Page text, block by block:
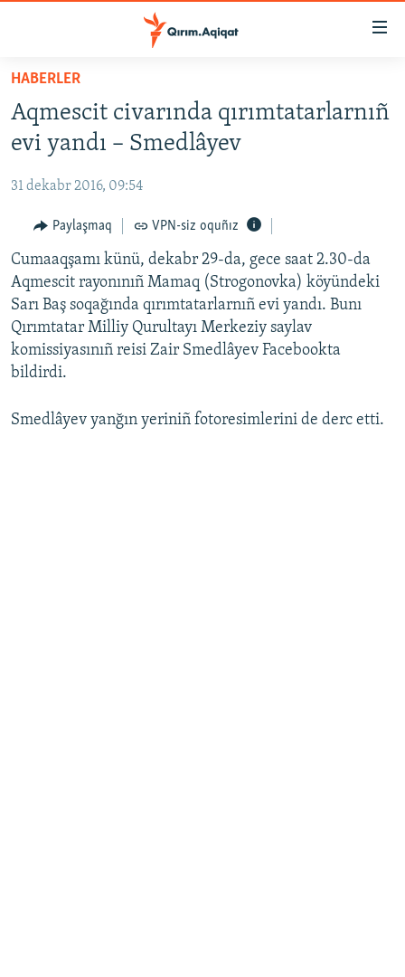
Esas
qaytmaq
Baş
navigatsiyağa
qaytmaq
qaytmaq
SİYASET
İQTİSADİYAT
CEMİYET
MEDENİYET
İNSAN AQLARI
VİDEO
SÜRET
BLOGLAR
HABERLER
Aqmescit civarında qırımtatarlarnıñ
evi yandı – Smedlâyev
31 dekabr 2016, 09:54
Paylaşmaq VPN-siz oquñız
Cumaaqşamı künü, dekabr 29-da, gece saat 2.30-da
Aqmescit rayonınıñ Mamaq (Strogonovka) köyündeki
Sarı Baş soqağında qırımtatarlarnıñ evi yandı. Bunı
Qırımtatar Milliy Qurultayı Merkeziy saylav
komissiyasınıñ reisi Zair Smedlâyev Facebookta
bildirdi.
Smedlâyev yanğın yeriniñ fotoresimlerini de derc etti.